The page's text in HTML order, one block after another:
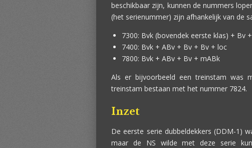
beschikbaar zijn, kunnen de nummers
(het serienummer) zijn afhankelijk van de
7300: Bvk (bovendek eerste klas) + Bv
7400: Bvk + ABv + Bv + Bv + loc
7800: Bvk + ABv + Bv + mABk
Als er bijvoorbeeld een treinstam was
treinstam bestaan met het nummer 7824.
Inzet
De eerste serie dubbeldekkers (DDM-1)
maar de NS wilde met deze serie